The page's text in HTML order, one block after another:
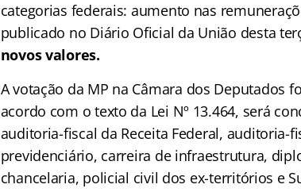
categorias federais: aumento nas
publicado no Diário Oficial da União desta
novos valores.
A votação da MP na Câmara dos Deputados
acordo com o texto da Lei Nº 13.464, será
auditoria-fiscal da Receita Federal, auditoria-
previdenciário, carreira de infraestrutura,
chancelaria, policial civil dos ex-territórios e